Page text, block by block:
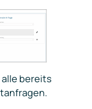
bereits